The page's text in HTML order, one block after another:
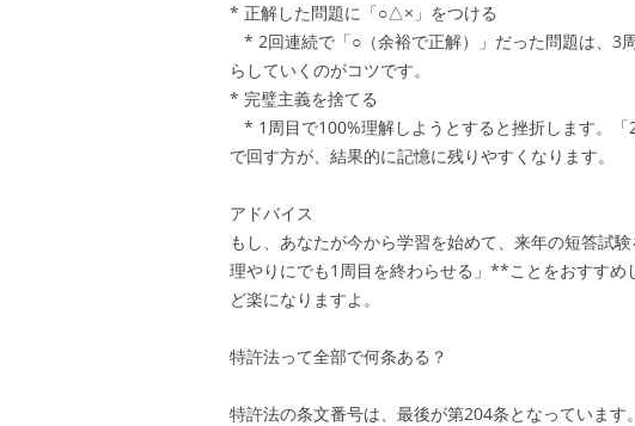
* 正解した問題に「○△×」をつける
* 2回連続で「○（余裕で正解）」だった問題は、3
らしていくのがコツです。
* 完璧主義を捨てる
* 1周目で100%理解しようとすると挫折します。
で回す方が、結果的に記憶に残りやすくなります。
アドバイス
もし、あなたが今から学習を始めて、来年の短答試
理やりにでも1周目を終わらせる」**ことをおすす
ど楽になりますよ。
特許法って全部で何条ある？
特許法の条文番号は、最後が第204条となっています。